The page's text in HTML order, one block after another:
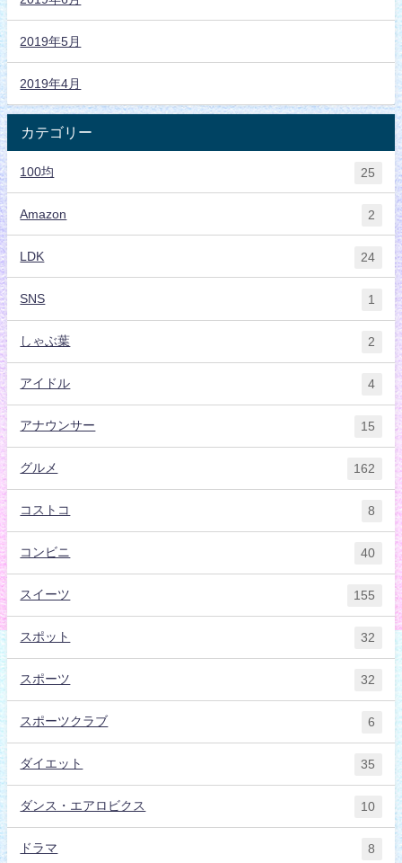
2019年5月
2019年4月
カテゴリー
100均 25
Amazon 2
LDK 24
SNS 1
しゃぶ葉 2
アイドル 4
アナウンサー 15
グルメ 162
コストコ 8
コンビニ 40
スイーツ 155
スポット 32
スポーツ 32
スポーツクラブ 6
ダイエット 35
ダンス・エアロビクス 10
ドラマ 8